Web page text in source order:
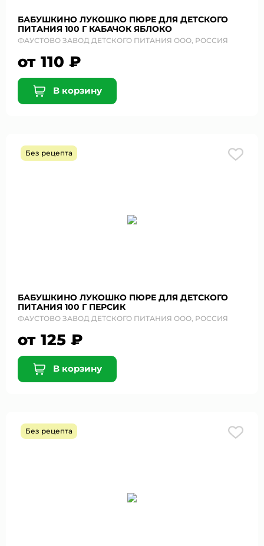
БАБУШКИНО ЛУКОШКО ПЮРЕ ДЛЯ ДЕТСКОГО
ПИТАНИЯ 100 Г КАБАЧОК ЯБЛОКО
ФАУСТОВО ЗАВОД ДЕТСКОГО ПИТАНИЯ ООО, РОССИЯ
от 110 ₽
В корзину
Без рецепта
БАБУШКИНО ЛУКОШКО ПЮРЕ ДЛЯ ДЕТСКОГО
ПИТАНИЯ 100 Г ПЕРСИК
ФАУСТОВО ЗАВОД ДЕТСКОГО ПИТАНИЯ ООО, РОССИЯ
от 125 ₽
В корзину
Без рецепта